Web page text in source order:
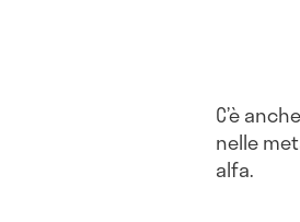
C’è
nelle
alfa.